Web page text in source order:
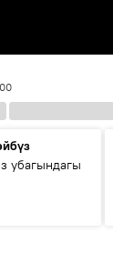
убагындагы